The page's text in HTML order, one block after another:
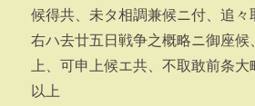
候得共、未タ相調兼候ニ付、追々
右ハ去廿五日戦争之概略ニ御座候
上、可申上候エ共、不取敢前条大
以上